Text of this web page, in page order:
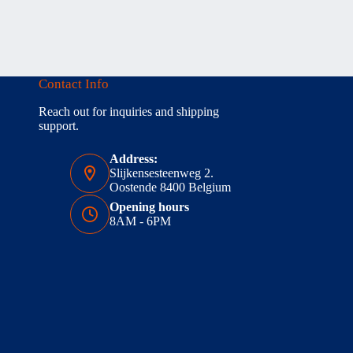
Contact Info
Reach out for inquiries and shipping
support.
Address:
Slijkensesteenweg 2.
Oostende 8400 Belgium
Opening hours
8AM - 6PM